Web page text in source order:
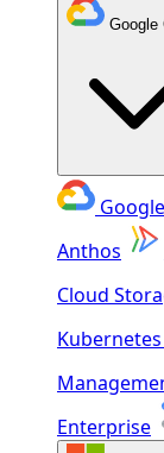
Google
Anthos
Cloud
Enterprise